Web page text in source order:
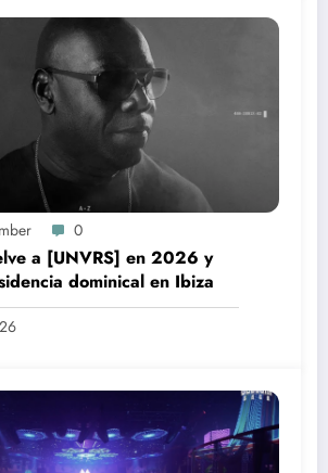
0
a [UNVRS] en 2026 y
dominical en Ibiza